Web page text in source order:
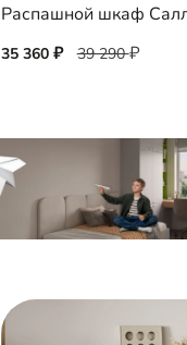
35 360 39 290